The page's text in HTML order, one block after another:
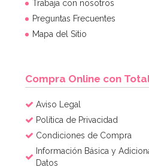
6,95€
AÑADIR
Trabaja con nosotros
Preguntas Frecuentes
Mapa del Sitio
Compra Online con
Aviso Legal
Política de Privacidad
Condiciones de Compra
Información Básica y
Datos